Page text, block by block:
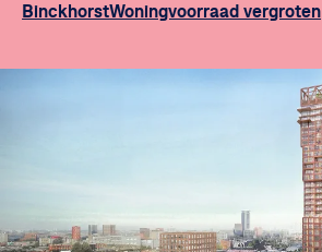
BinckhorstWoningvoorraad vergroten